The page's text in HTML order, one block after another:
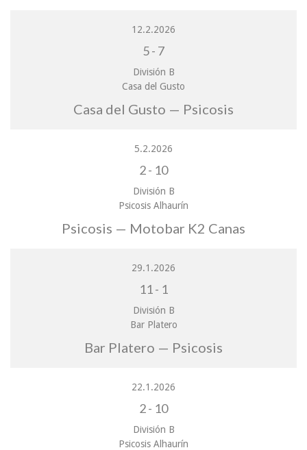
12.2.2026
5- 7
División B
Casa del Gusto
Casa del Gusto — Psicosis
5.2.2026
2- 10
División B
Psicosis Alhaurín
Psicosis — Motobar K2 Canas
29.1.2026
11 - 1
División B
Bar Platero
Bar Platero — Psicosis
22.1.2026
2- 10
División B
Psicosis Alhaurín